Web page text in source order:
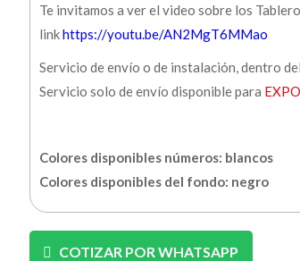
Te invitamos a ver el video sobre los
linkhttps://youtu.be/AN2MgT6MMao
Servicio de envío o de instalación, dentro
Servicio solo de envío disponible para
Colores disponibles números: blancos
Colores disponibles del fondo: negro
COTIZAR POR WHATSAPP